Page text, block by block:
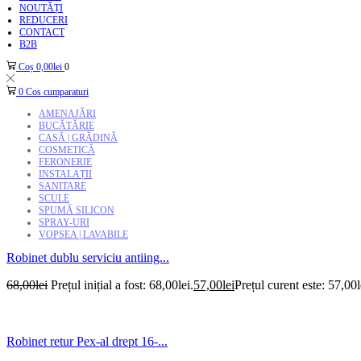
NOUTĂȚI
REDUCERI
CONTACT
B2B
Coș 0,00lei 0
0 Cos cumparaturi
AMENAJĂRI
BUCĂTĂRIE
CASĂ | GRĂDINĂ
COSMETICĂ
FERONERIE
INSTALAȚII
SANITARE
SCULE
SPUMĂ SILICON
SPRAY-URI
VOPSEA | LAVABILE
Robinet dublu serviciu antiing...
68,00lei Prețul inițial a fost: 68,00lei.57,00leiPrețul curent este:
Robinet retur Pex-al drept 16-...